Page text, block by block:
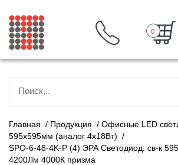
0
Главная / Продукция / Офисные LED
595х595мм (аналог 4х18Вт) /
SPO-6-48-4K-P (4) ЭРА Светодиод. св-к
4200Лм 4000К призма